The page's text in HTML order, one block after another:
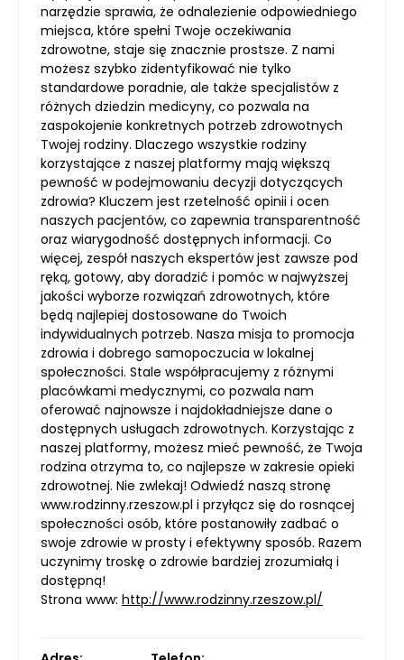
narzędzie sprawia, że odnalezienie odpowiedniego
miejsca, które spełni Twoje oczekiwania
zdrowotne, staje się znacznie prostsze. Z nami
możesz szybko zidentyfikować nie tylko
standardowe poradnie, ale także specjalistów z
różnych dziedzin medicyny, co pozwala na
zaspokojenie konkretnych potrzeb zdrowotnych
Twojej rodziny. Dlaczego wszystkie rodziny
korzystające z naszej platformy mają większą
pewność w podejmowaniu decyzji dotyczących
zdrowia? Kluczem jest rzetelność opinii i ocen
naszych pacjentów, co zapewnia transparentność
oraz wiarygodność dostępnych informacji. Co
więcej, zespół naszych ekspertów jest zawsze pod
ręką, gotowy, aby doradzić i pomóc w najwyższej
jakości wyborze rozwiązań zdrowotnych, które
będą najlepiej dostosowane do Twoich
indywidualnych potrzeb. Nasza misja to promocja
zdrowia i dobrego samopoczucia w lokalnej
społeczności. Stale współpracujemy z różnymi
placówkami medycznymi, co pozwala nam
oferować najnowsze i najdokładniejsze dane o
dostępnych usługach zdrowotnych. Korzystając z
naszej platformy, możesz mieć pewność, że Twoja
rodzina otrzyma to, co najlepsze w zakresie opieki
zdrowotnej. Nie zwlekaj! Odwiedź naszą stronę
www.rodzinny.rzeszow.pl i przyłącz się do rosnącej
społeczności osób, które postanowiły zadbać o
swoje zdrowie w prosty i efektywny sposób. Razem
uczynimy troskę o zdrowie bardziej zrozumiałą i
dostępną!
Strona www: http://www.rodzinny.rzeszow.pl/